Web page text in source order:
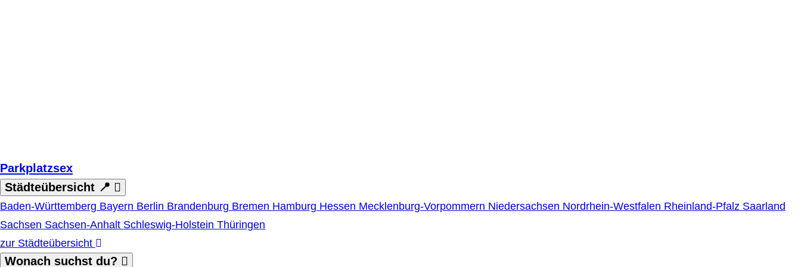
Parkplatzsex
Städteübersicht 📍
Baden-Württemberg Bayern Berlin Brandenburg Bremen Hamburg Hessen Mecklenburg-Vorpommern Niedersachsen Nordrhein-Westfalen Rheinland-Pfalz Saarland
Sachsen Sachsen-Anhalt Schleswig-Holstein Thüringen
zur Städteübersicht
Wonach suchst du?